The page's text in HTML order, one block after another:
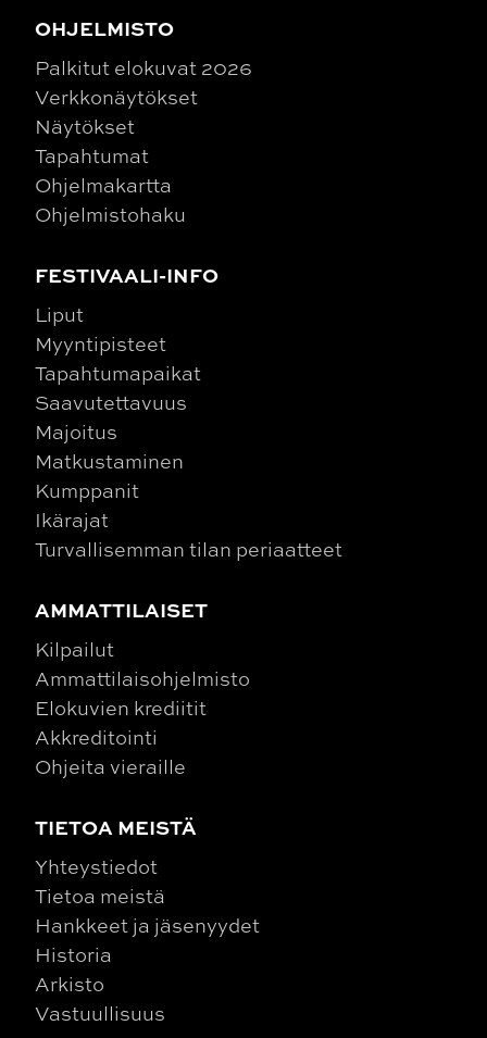
OHJELMISTO
Palkitut elokuvat 2026
Verkkonäytökset
Näytökset
Tapahtumat
Ohjelmakartta
Ohjelmistohaku
FESTIVAALI-INFO
Liput
Myyntipisteet
Tapahtumapaikat
Saavutettavuus
Majoitus
Matkustaminen
Kumppanit
Ikärajat
Turvallisemman tilan periaatteet
AMMATTILAISET
Kilpailut
Ammattilaisohjelmisto
Elokuvien krediitit
Akkreditointi
Ohjeita vieraille
TIETOA MEISTÄ
Yhteystiedot
Tietoa meistä
Hankkeet ja jäsenyydet
Historia
Arkisto
Vastuullisuus